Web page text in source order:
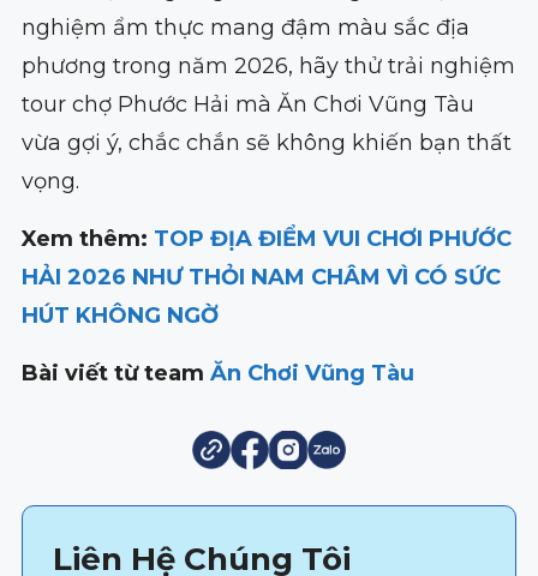
nghiệm ẩm thực mang đậm màu sắc địa
phương trong năm 2026, hãy thử trải nghiệm
tour chợ Phước Hải mà Ăn Chơi Vũng Tàu
vừa gợi ý, chắc chắn sẽ không khiến bạn thất
vọng.
Xem thêm: TOP ĐỊA ĐIỂM VUI CHƠI PHƯỚC
HẢI 2026 NHƯ THỎI NAM CHÂM VÌ CÓ SỨC
HÚT KHÔNG NGỜ
Bài viết từ team Ăn Chơi Vũng Tàu
Liên Hệ Chúng Tôi